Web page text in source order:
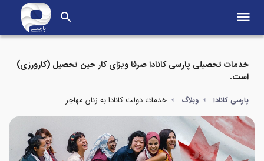
search menu
خدمات تحصیلی پارسی کانادا صرفا ویزای کار حین تحصیل (کارورزی)
است.
پارسی کانادا وبلاگ خدمات دولت کانادا به زنان مهاجر